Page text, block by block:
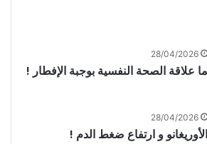
28/04/2026
ما علاقة الصحة النفسية بوجبة الإفطار !
28/04/2026
الأوريغانو و ارتفاع ضغط الدم !